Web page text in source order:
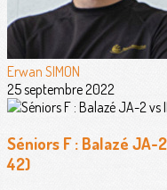
Erwan SIMON
25 septembre 2022
Séniors F : Balazé JA-
42)